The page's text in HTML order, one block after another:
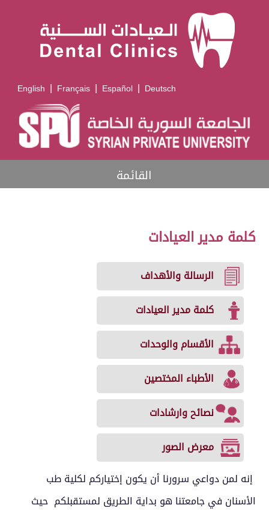
English | Français | Español | Deutsch
القائمة
كلمة مدير العيادات
الرسالة والأهداف
كلمة مدير العيادات
الأقسام والوحدات
الأطباء المختصين
نصائح وارشادات
معرض الصور
إنه لمن دواعي سرورنا أن يكون إختياركم لكلية طب
الأسنان في جامعتنا هو بداية الطريق لمستقبلكم حيث